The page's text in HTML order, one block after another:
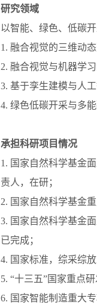
研究领域
以智能、绿色、低碳
1. 融合视觉的三维动
2. 融合视觉与机器学
3. 基于孪生建模与人
4. 绿色低碳开采与多
承担科研项目情况
1. 国家自然科学基金
责人，在研；
2. 国家自然科学基金
3. 国家自然科学基金
已完成；
4. 国家标准，综采综
5. “十三五”国家重点
6. 国家智能制造重大